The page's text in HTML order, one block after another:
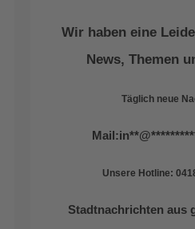
Wir haben eine
News, Themen
Täglich neue
Mail:in**@
Unsere Hotline:
Stadtnachrichten aus